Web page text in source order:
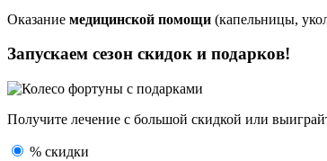
Оказание медицинской помощи (капельницы,
Запускаем сезон скидок и подарков!
Получите лечение с большой скидкой или
% скидки